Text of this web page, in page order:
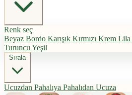
Renk seç
Beyaz Bordo Karışık Kırmızı Krem Lila
Turuncu Yeşil
Sırala
Ucuzdan Pahalıya Pahalıdan Ucuza